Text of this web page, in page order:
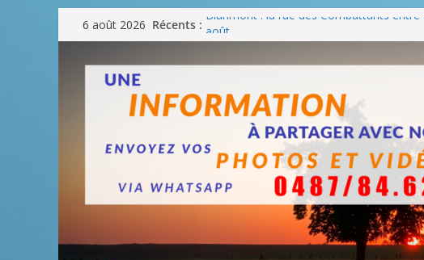
Passer
au
contenu
6 août 2026 Récents : Blanmont : la rue des Combattants entre
août
Une fête nationale sans drache